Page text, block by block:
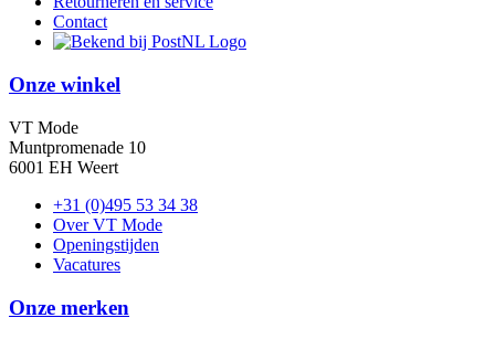
Contact
Onze winkel
VT Mode
Muntpromenade 10
6001 EH Weert
+31 (0)495 53 34 38
Over VT Mode
Openingstijden
Vacatures
Onze merken